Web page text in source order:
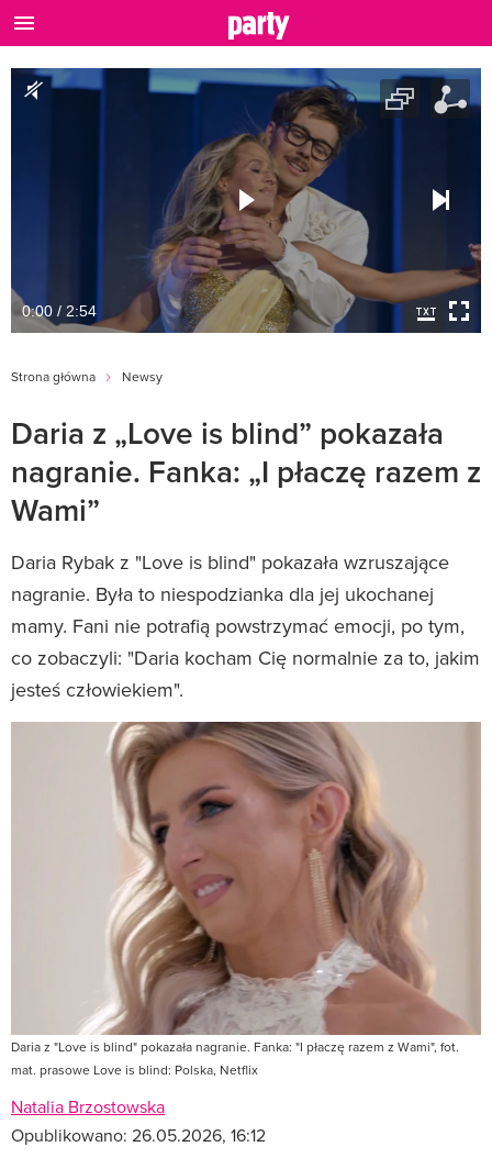
0:00 / 2:54
Strona główna Newsy
Daria z „Love is blind” pokazała
nagranie. Fanka: „I płaczę razem z
Wami”
Daria Rybak z "Love is blind" pokazała wzruszające
nagranie. Była to niespodzianka dla jej ukochanej
mamy. Fani nie potrafią powstrzymać emocji, po tym,
co zobaczyli: "Daria kocham Cię normalnie za to, jakim
jesteś człowiekiem".
Daria z "Love is blind" pokazała nagranie. Fanka: "I płaczę razem z Wami", fot.
mat. prasowe Love is blind: Polska, Netflix
Natalia Brzostowska
Opublikowano: 26.05.2026, 16:12